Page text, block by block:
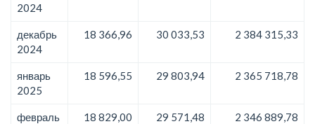
2024
декабрь
2024
18 366,96 30 033,53 2 384 315,33
январь
2025
18 596,55 29 803,94 2 365 718,78
февраль
18 829,00 29 571,48 2 346 889,78